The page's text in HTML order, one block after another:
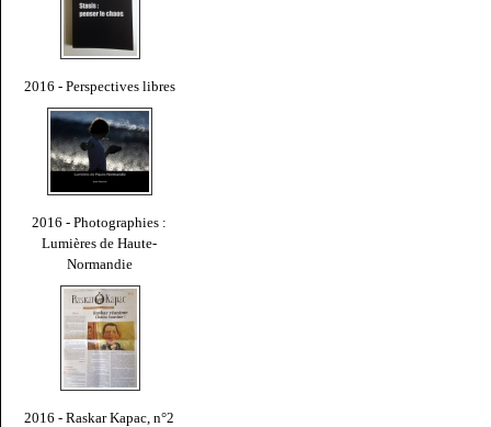
2016 - Perspectives libres
2016 - Photographies :
Lumières de Haute-
Normandie
2016 - Raskar Kapac, n°2